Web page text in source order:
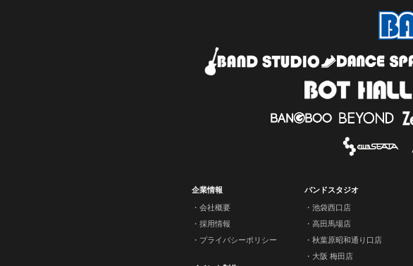
企業情報
会社概要
採用情報
プライバシーポリシー
バンドスタジオ
池袋西口店
高田馬場店
秋葉原昭和通り口店
大阪 梅田店